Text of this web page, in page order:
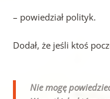
– powiedział polityk.
Dodał, że jeśli ktoś
Nie mogę